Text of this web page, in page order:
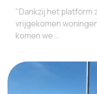
"Dankzij het platform
vrijgekomen
komen we...